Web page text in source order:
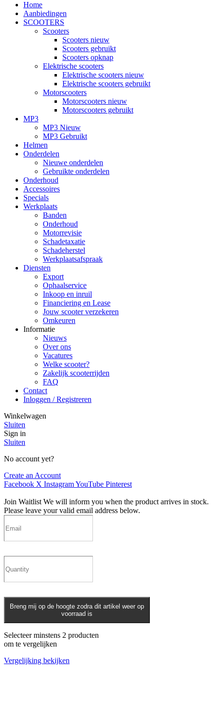
Home
Aanbiedingen
SCOOTERS
Scooters
Scooters nieuw
Scooters gebruikt
Scooters opknap
Elektrische scooters
Elektrische scooters nieuw
Elektrische scooters gebruikt
Motorscooters
Motorscooters nieuw
Motorscooters gebruikt
MP3
MP3 Nieuw
MP3 Gebruikt
Helmen
Onderdelen
Nieuwe onderdelen
Gebruikte onderdelen
Onderhoud
Accessoires
Specials
Werkplaats
Banden
Onderhoud
Motorrevisie
Schadetaxatie
Schadeherstel
Werkplaatsafspraak
Diensten
Export
Ophaalservice
Inkoop en inruil
Financiering en Lease
Jouw scooter verzekeren
Omkeuren
Informatie
Nieuws
Over ons
Vacatures
Welke scooter?
Zakelijk scooterrijden
FAQ
Contact
Inloggen / Registreren
Winkelwagen
Sluiten
Sign in
Sluiten
No account yet?
Create an Account
Facebook X InstagramYouTube Pinterest
Join Waitlist We will inform you when the product arrives in stock.
Please leave your valid email address below.
Breng mij op de hoogte zodra dit artikel weer op
voorraad is
Selecteer minstens 2 producten
om te vergelijken
Vergelijking bekijken